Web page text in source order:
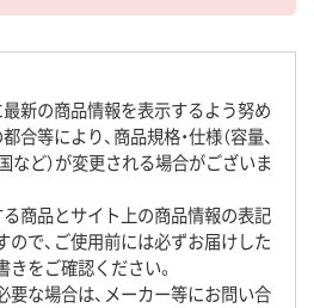
新の商品情報を表示するよう努め
合等により、商品規格・仕様（容量、
など）が変更される場合がございま
る商品とサイト上の商品情報の表記
で、ご使用前には必ずお届けした
をご確認ください。
要な場合は、メーカー等にお問い合